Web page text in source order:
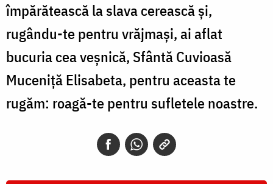
împărătească la slava cerească și,
rugându-te pentru vrăjmași, ai aflat
bucuria cea veșnică, Sfântă Cuvioasă
Muceniță Elisabeta, pentru aceasta te
rugăm: roagă-te pentru sufletele noastre.